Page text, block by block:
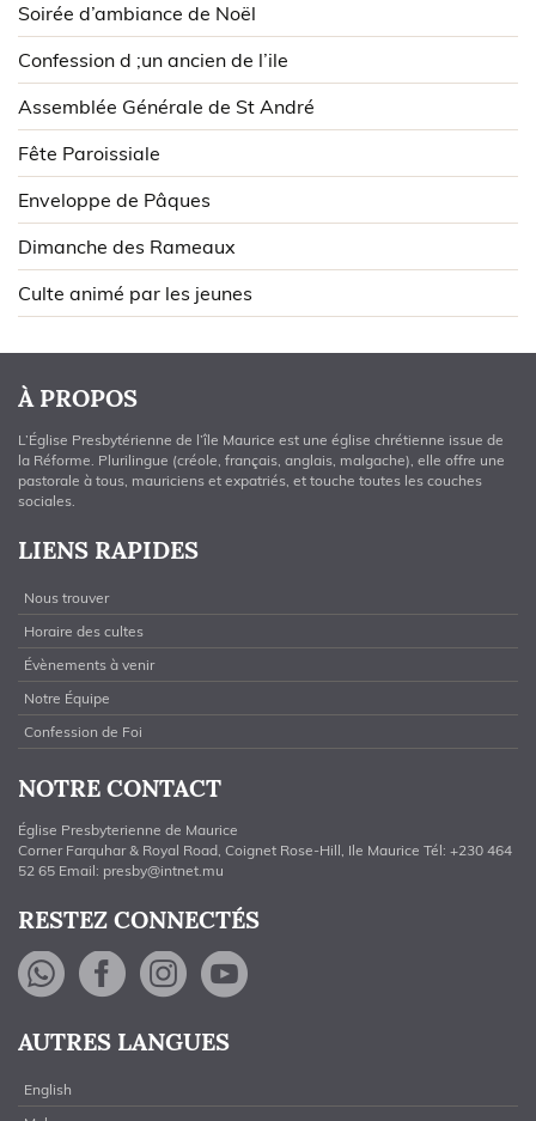
Soirée d’ambiance de Noël
Confession d ;un ancien de l’ile
Assemblée Générale de St André
Fête Paroissiale
Enveloppe de Pâques
Dimanche des Rameaux
Culte animé par les jeunes
À PROPOS
L’Église Presbytérienne de l’île Maurice est une église chrétienne issue de
la Réforme. Plurilingue (créole, français, anglais, malgache), elle offre une
pastorale à tous, mauriciens et expatriés, et touche toutes les couches
sociales.
LIENS RAPIDES
Nous trouver
Horaire des cultes
Évènements à venir
Notre Équipe
Confession de Foi
NOTRE CONTACT
Église Presbyterienne de Maurice
Corner Farquhar & Royal Road, Coignet Rose-Hill, Ile Maurice Tél: +230 464
52 65 Email: presby@intnet.mu
RESTEZ CONNECTÉS
WhatsApp
Facebook
Instagram
AUTRES LANGUES
English